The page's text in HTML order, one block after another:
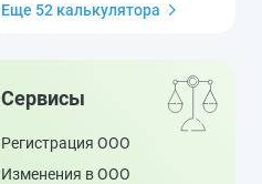
Еще 52 калькулятора
Сервисы
Регистрация ООО
Изменения в ООО